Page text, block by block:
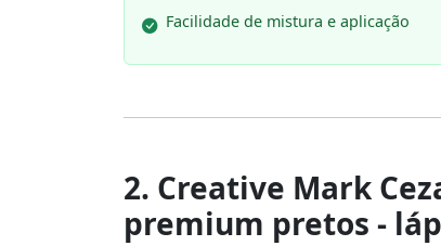
Facilidade de mistura e aplicação
2. Creative Mark
premium pretos - láp